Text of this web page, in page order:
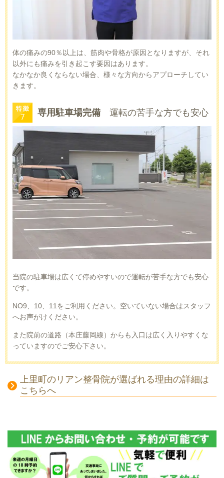
体の痛みの90％以上は、筋肉や骨格が原因となりますが、それ
以外にも痛みを引き起こす要因はあります。
なかなか良くならない場合、様々な方向からアプローチしてい
きます。
専用駐車場完備 運転の苦手な方でも安心
当院の駐車場は広くて停めやすいので運転が苦手な方でも安心
です。
NO9、10、11をご利用ください。空いていない場合はスタッフ
へお声がけください。
また院前の道路（本庄藤岡線）からも入口は広く入りやすくな
っていますのでご安心下さい。
上里町のリアン整骨院が選ばれる理由の詳細は
こちらへ